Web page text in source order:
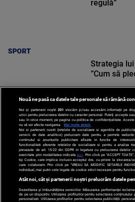
SPORT
regulă”
SPORT
Strategia lui
”Cum să
Nouă ne pasă ca datele tale personale să rămână
Noi și partenerii noștri 201 stocăm și/sau accesăm informații pe
unici pentru prelucrarea datelor cu caracter personal. Puteți accepta
sau în orice moment, pe pagina cu politica de confidențialitate.
nu vă vor afecta navigarea.
Mai multe detalii
Noi si partenerii nostri (retelele de socializare si agentiile de
servicii de date analitice) prelucram date pentru a permite
continutul si anunturile publicitare afisate in functie de
functionalitati aferente retelelor de socializare si pentru a analiza
prevazute de art. 15-22 din GDPR in legatura cu prelucrarea datelor
exercitate prin modalitatea indicataaici . Prin click pe “ACCEPT
tip Cookie, care implica inclusiv acceptul dvs. cu privire la stocarea/
care colaboram. Prin click pe “VREAU SA MODIFIC SETARILE
individual, mai putin cele legate de cookie strict necesare pentru
Atât noi, cât și partenerii noștri prelucrăm datele
Dezvoltarea și îmbunătățirea serviciilor. Măsurarea performanței
de pe un dispozitiv. Utilizarea profilurilor pentru selectarea conținutului
personalizat. Utilizarea profilurilor pentru selectarea publicității